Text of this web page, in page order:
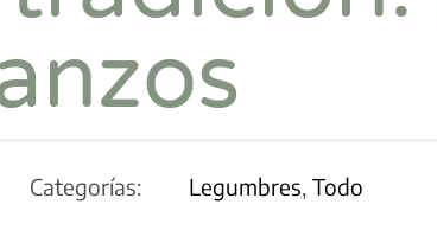
Categorías: Legumbres, Todo